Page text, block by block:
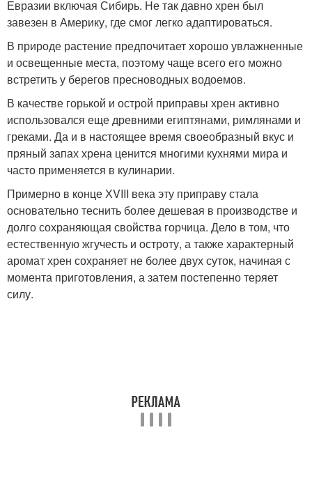
Евразии включая Сибирь. Не так давно хрен был
завезен в Америку, где смог легко адаптироваться.
В природе растение предпочитает хорошо увлажненные
и освещенные места, поэтому чаще всего его можно
встретить у берегов пресноводных водоемов.
В качестве горькой и острой приправы хрен активно
использовался еще древними египтянами, римлянами и
греками. Да и в настоящее время своеобразный вкус и
пряный запах хрена ценится многими кухнями мира и
часто применяется в кулинарии.
Примерно в конце ХVIII века эту приправу стала
основательно теснить более дешевая в производстве и
долго сохраняющая свойства горчица. Дело в том, что
естественную жгучесть и остроту, а также характерный
аромат хрен сохраняет не более двух суток, начиная с
момента приготовления, а затем постепенно теряет
силу.